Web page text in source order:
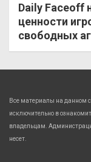
Daily Faceoff
ценности
свободных
Все материалы на данном
исключительно в
владельцам.
несет.